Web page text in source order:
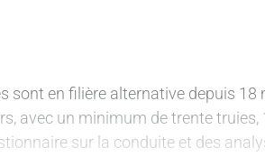
sont en filière alternative depuis
avec un minimum de trente
sur la conduite et des